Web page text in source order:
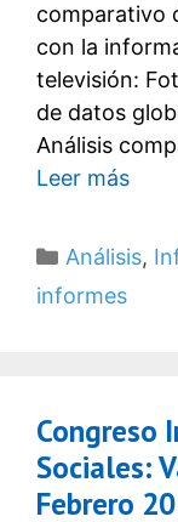
comparativo
con la
televisión:
de datos
Análisis
Leer más
Categorías
Análisis,
informes
Congreso
Sociales:
Febrero